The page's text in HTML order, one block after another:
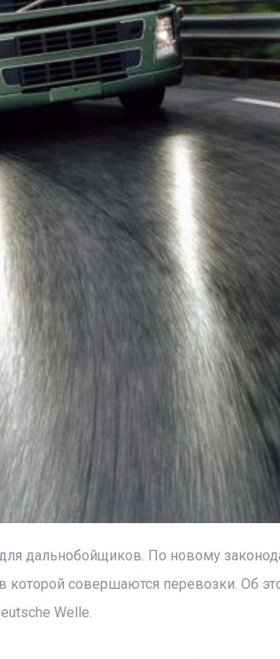
дальнобойщиков. По новому
которой совершаются перевозки. Об
Welle.